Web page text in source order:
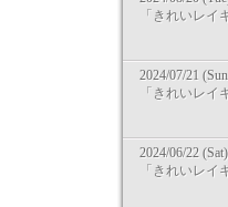
「きれいレイ
2024/07/21
「きれいレイ
2024/06/22
「きれいレイ